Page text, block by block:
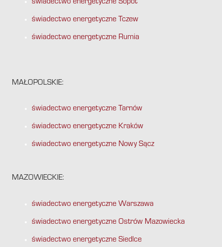
świadectwo energetyczne Sopot
świadectwo energetyczne Tczew
świadectwo energetyczne Rumia
MAŁOPOLSKIE:
świadectwo energetyczne Tarnów
świadectwo energetyczne Kraków
świadectwo energetyczne Nowy Sącz
MAZOWIECKIE:
świadectwo energetyczne Warszawa
świadectwo energetyczne Ostrów Mazowiecka
świadectwo energetyczne Siedlce